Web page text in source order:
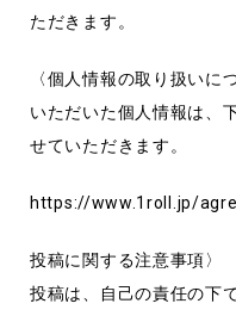
ただきます。
〈個人情報の取り扱いに
いただいた個人情報は、
せていただきます。
https://www.1roll.jp/
投稿に関する注意事項〉
投稿は、自己の責任の下